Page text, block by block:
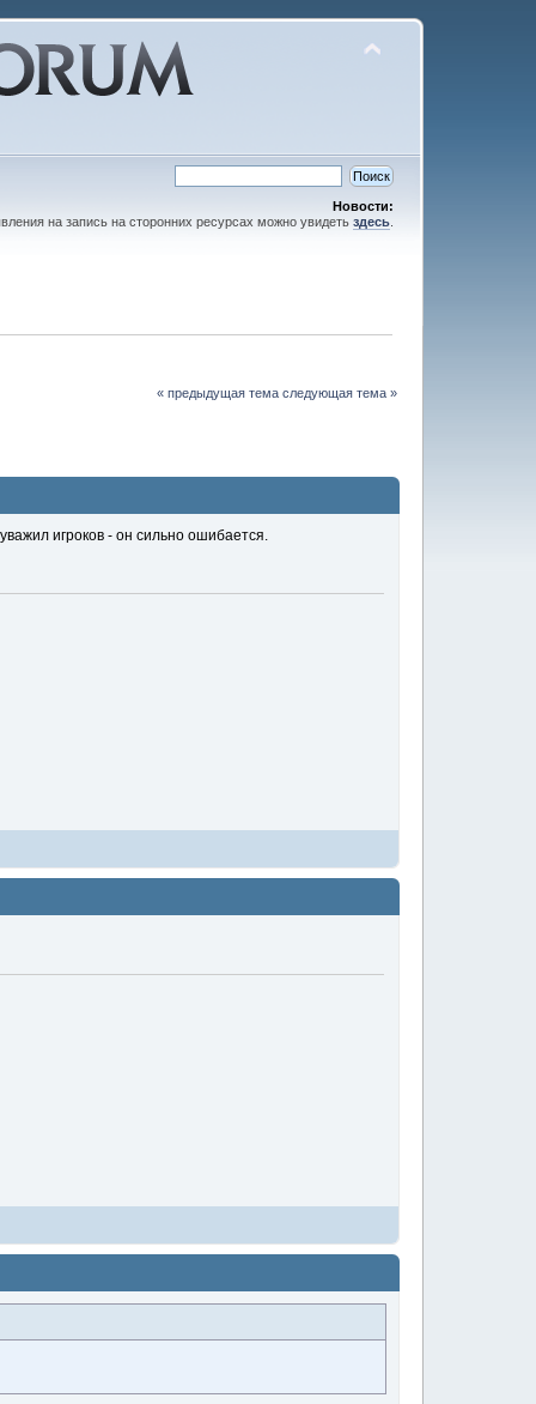
Новости:
на запись на сторонних ресурсах можно увидеть здесь.
« предыдущая тема следующая тема »
игроков - он сильно ошибается.